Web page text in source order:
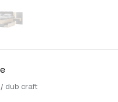
/ dub craft